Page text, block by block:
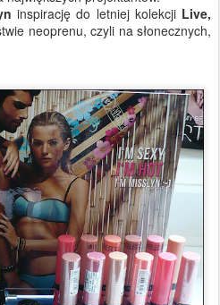
inspirację do letniej kolekcji Live,
neoprenu, czyli na słonecznych,